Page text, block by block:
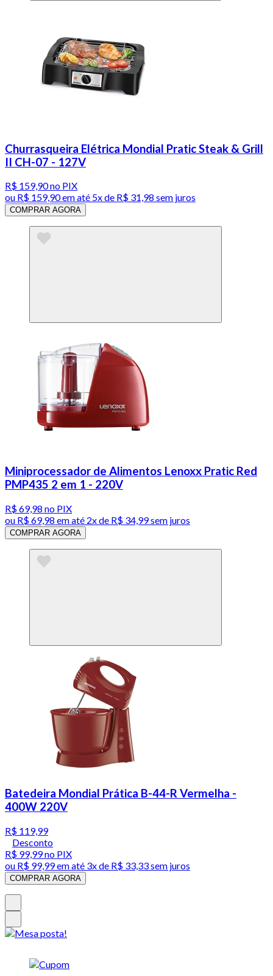
Churrasqueira Elétrica Mondial Pratic Steak & Grill
II CH-07 - 127V
R$ 159,90no PIX
ou R$ 159,90em até 5x de R$ 31,98 sem juros
COMPRAR AGORA
Miniprocessador de Alimentos Lenoxx Pratic Red
PMP435 2 em 1 - 220V
R$ 69,98 no PIX
ou R$ 69,98 em até 2x de R$ 34,99 sem juros
COMPRAR AGORA
Batedeira Mondial Prática B-44-R Vermelha -
400W 220V
R$ 119,99
Desconto
R$ 99,99no PIX
ou R$ 99,99em até 3x de R$ 33,33 sem juros
COMPRAR AGORA